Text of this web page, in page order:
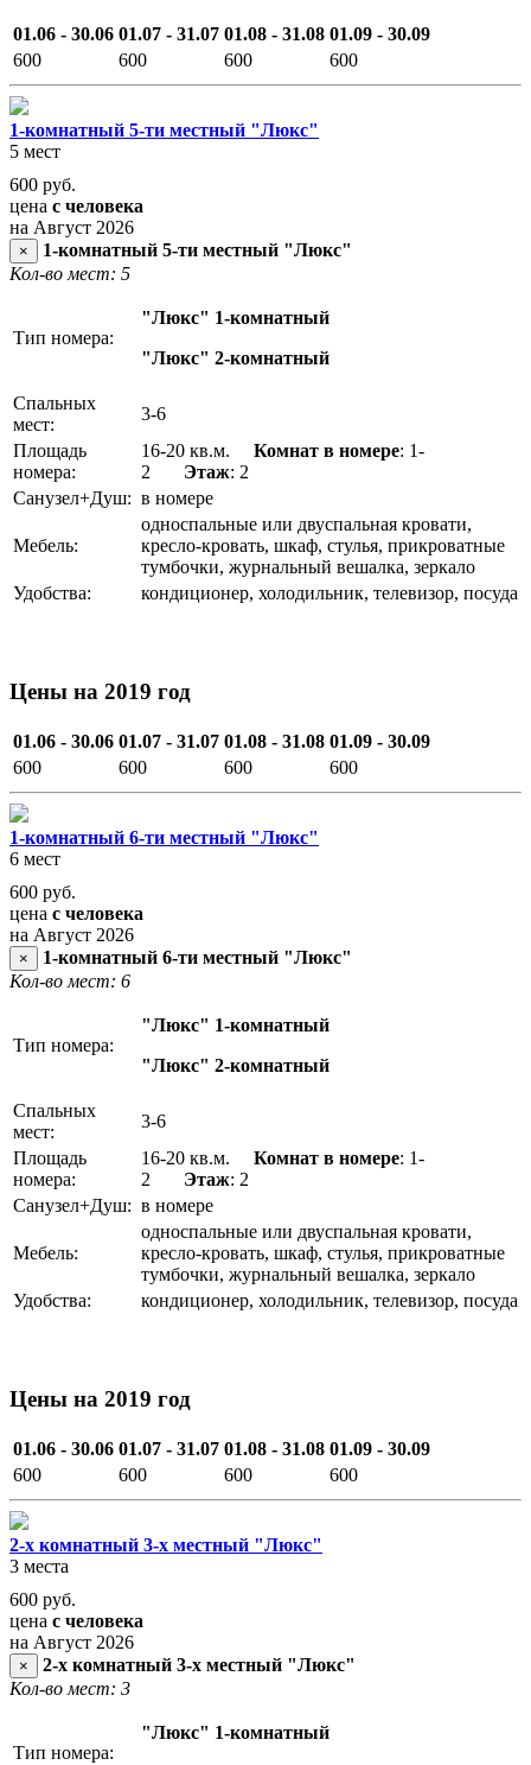
01.06 - 30.06 01.07 - 31.07 01.08 - 31.08 01.09 - 30.09
600
600 600 600
1-комнатный 5-ти местный "Люкс"
5 мест
600 руб.
цена с человека
на Август 2026
×
1-комнатный 5-ти местный "Люкс"
Кол-во мест: 5
Тип номера:
"Люкс" 1-комнатный
"Люкс" 2-комнатный
Спальных
мест:
3-6
Площадь
номера:
16-20 кв.м. Комнат в номере: 1-
2 Этаж: 2
Санузел+Душ: в номере
Мебель:
односпальные или двуспальная кровати,
кресло-кровать, шкаф, стулья, прикроватные
тумбочки, журнальный вешалка, зеркало
Удобства:
кондиционер, холодильник, телевизор, посуда
Цены на 2019 год
01.06 - 30.06 01.07 - 31.07 01.08 - 31.08 01.09 - 30.09
600
600 600 600
1-комнатный 6-ти местный "Люкс"
6 мест
600 руб.
цена с человека
на Август 2026
×
1-комнатный 6-ти местный "Люкс"
Кол-во мест: 6
Тип номера:
"Люкс" 1-комнатный
"Люкс" 2-комнатный
Спальных
мест:
3-6
Площадь
номера:
16-20 кв.м. Комнат в номере: 1-
2 Этаж: 2
Санузел+Душ: в номере
Мебель:
односпальные или двуспальная кровати,
кресло-кровать, шкаф, стулья, прикроватные
тумбочки, журнальный вешалка, зеркало
Удобства:
кондиционер, холодильник, телевизор, посуда
Цены на 2019 год
01.06 - 30.06 01.07 - 31.07 01.08 - 31.08 01.09 - 30.09
600
600 600 600
2-х комнатный 3-х местный "Люкс"
3 места
600 руб.
цена с человека
на Август 2026
×
2-х комнатный 3-х местный "Люкс"
Кол-во мест: 3
Тип номера:
"Люкс" 1-комнатный